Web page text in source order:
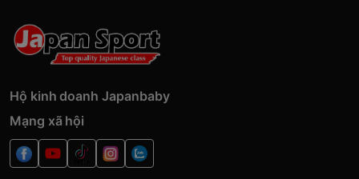
Hộ kinh doanh Japanbaby
Mạng xã hội